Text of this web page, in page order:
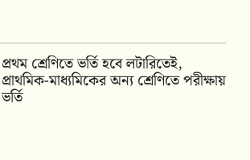
প্রথম শ্রেণিতে ভর্তি হবে লটারিতেই,
প্রাথমিক-মাধ্যমিকের অন্য শ্রেণিতে পরীক্ষায়
ভর্তি